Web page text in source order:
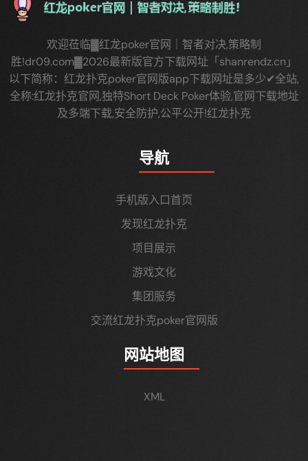
欢迎莅临▓红龙poker官网｜智者对决,策略制
胜!dr09.com▓2026最新版官方下载网址「shanrendz.cn」
以下简称：红龙扑克poker官网版app下载网址是多少✔全站,
全称:红龙扑克官网,独特Short Deck Poker体验,官网下载地址
及多端下载,安全防护,公平公开!红龙扑克
导航
手机版入口首页
发现红龙扑克
项目展示
游戏文化
集团服务
交流红龙扑克poker官网版
网站地图
XML